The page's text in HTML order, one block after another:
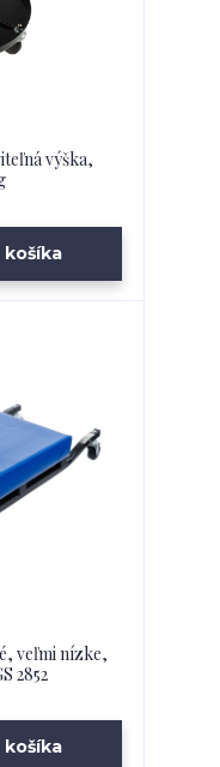
výška,
košíka
veľmi nízke,
2852
košíka